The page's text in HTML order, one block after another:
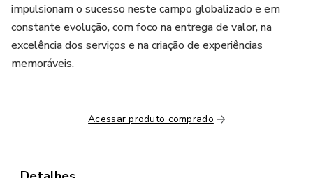
impulsionam o sucesso neste campo globalizado e em
constante evolução, com foco na entrega de valor, na
excelência dos serviços e na criação de experiências
memoráveis.
Acessar produto comprado